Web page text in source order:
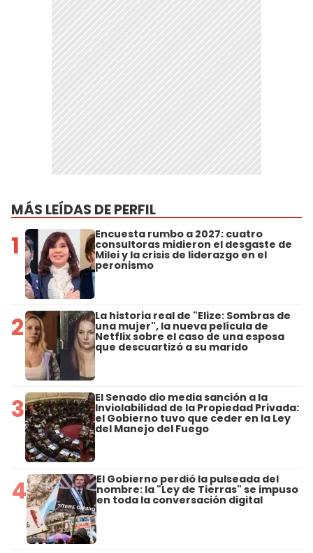
MÁS LEÍDAS DE PERFIL
1 Encuesta rumbo a 2027: cuatro
consultoras midieron el desgaste de
Milei y la crisis de liderazgo en el
peronismo
2 La historia real de "Elize: Sombras de
una mujer", la nueva película de
Netflix sobre el caso de una esposa
que descuartizó a su marido
3 El Senado dio media sanción a la
Inviolabilidad de la Propiedad Privada:
el Gobierno tuvo que ceder en la Ley
del Manejo del Fuego
4 El Gobierno perdió la pulseada del
nombre: la "Ley de Tierras" se impuso
en toda la conversación digital